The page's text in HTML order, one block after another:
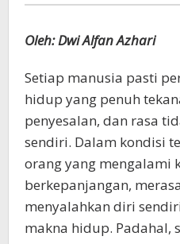
Oleh: Dwi Alfan Azhari
Setiap manusia pasti
hidup yang penuh
penyesalan, dan rasa
sendiri. Dalam kondisi
orang yang mengalami
berkepanjangan,
menyalahkan diri
makna hidup. Padahal,